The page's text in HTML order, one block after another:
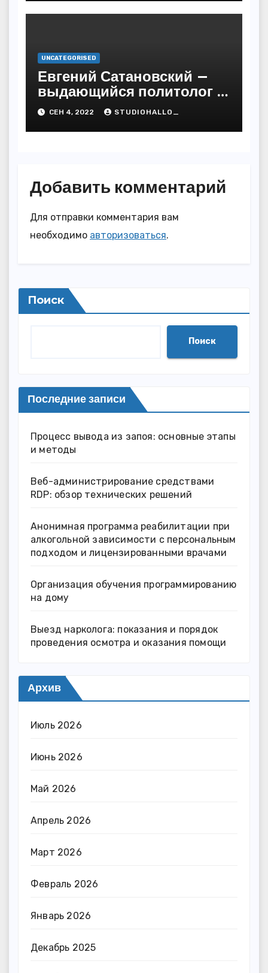
UNCATEGORISED
Евгений Сатановский —
выдающийся политолог и
публицист с бесподобной
биографией и
многочисленными
СЕН 4, 2022 STUDIOHALLO_
Добавить комментарий
Для отправки комментария вам
необходимо авторизоваться.
Поиск
Поиск
Последние записи
Процесс вывода из запоя: основные этапы
и методы
Веб-администрирование средствами
RDP: обзор технических решений
Анонимная программа реабилитации при
алкогольной зависимости с персональным
подходом и лицензированными врачами
Организация обучения программированию
на дому
Выезд нарколога: показания и порядок
проведения осмотра и оказания помощи
Архив
Июль 2026
Июнь 2026
Май 2026
Апрель 2026
Март 2026
Февраль 2026
Январь 2026
Декабрь 2025